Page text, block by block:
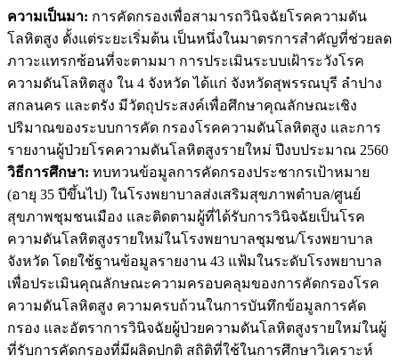
ความเป็นมา: การคัดกรองเพื่อสามารถวินิจฉัยโรคความดัน
โลหิตสูง ตั้งแต่ระยะเริ่มต้น เป็นหนึ่งในมาตรการสำคัญที่ช่วยลด
ภาวะแทรกซ้อนที่จะตามมา การประเมินระบบเฝ้าระวังโรค
ความดันโลหิตสูง ใน 4 จังหวัด ได้แก่ จังหวัดสุพรรณบุรี ลําปาง
สกลนคร และตรัง มีวัตถุประสงค์เพื่อศึกษาคุณลักษณะเชิง
ปริมาณของระบบการคัด กรองโรคความดันโลหิตสูง และการ
รายงานผู้ป่วยโรคความดันโลหิตสูงรายใหม่ ปีงบประมาณ 2560
วิธีการศึกษา: ทบทวนข้อมูลการคัดกรองประชากรเป้าหมาย
(อายุ 35 ปีขึ้นไป) ในโรงพยาบาลส่งเสริมสุขภาพตำบล/ศูนย์
สุขภาพชุมชนเมือง และติดตามผู้ที่ได้รับการวินิจฉัยเป็นโรค
ความดันโลหิตสูงรายใหม่ในโรงพยาบาลชุมชน/โรงพยาบาล
จังหวัด โดยใช้ฐานข้อมูลรายงาน 43 แฟ้มในระดับโรงพยาบาล
เพื่อประเมินคุณลักษณะความครอบคลุมของการคัดกรองโรค
ความดันโลหิตสูง ความครบถ้วนในการบันทึกข้อมูลการคัด
กรอง และอัตราการวินิจฉัยผู้ป่วยความดันโลหิตสูงรายใหม่ในผู้
ที่รับการคัดกรองที่มีผลิดปกติ สถิติที่ใช้ในการศึกษาวิเคราะห์